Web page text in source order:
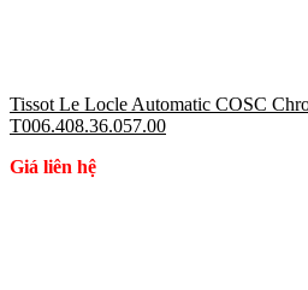
Tissot Le Locle Automatic COSC
T006.408.36.057.00
Giá liên hệ